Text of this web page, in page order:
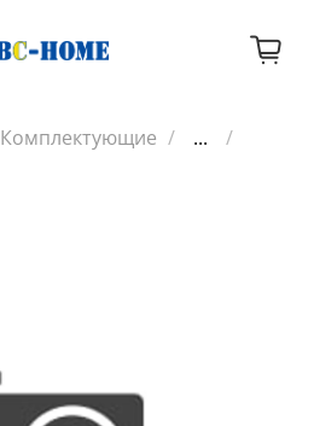
Комплектующие
...